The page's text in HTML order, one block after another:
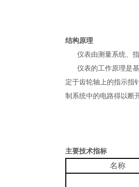
结构原理
仪表由测量系统、
仪表的工作原理是
定于齿轮轴上的指示指
制系统中的电路得以断
主要技术指标
名称